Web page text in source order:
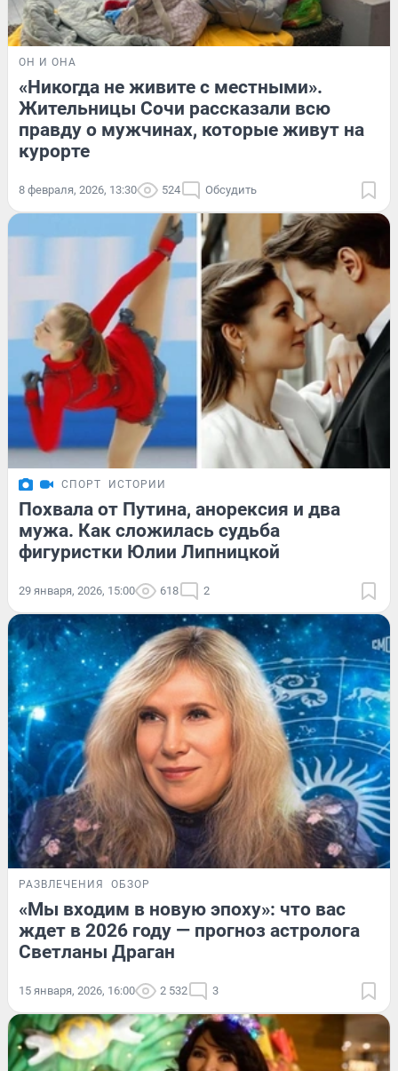
ОН И ОНА
«Никогда не живите с местными».
Жительницы Сочи рассказали всю
правду о мужчинах, которые живут на
курорте
8 февраля, 2026, 13:30 524 Обсудить
СПОРТ ИСТОРИИ
Похвала от Путина, анорексия и два
мужа. Как сложилась судьба
фигуристки Юлии Липницкой
29 января, 2026, 15:00 618 2
РАЗВЛЕЧЕНИЯ ОБЗОР
«Мы входим в новую эпоху»: что вас
ждет в 2026 году — прогноз астролога
Светланы Драган
15 января, 2026, 16:00 2 532 3